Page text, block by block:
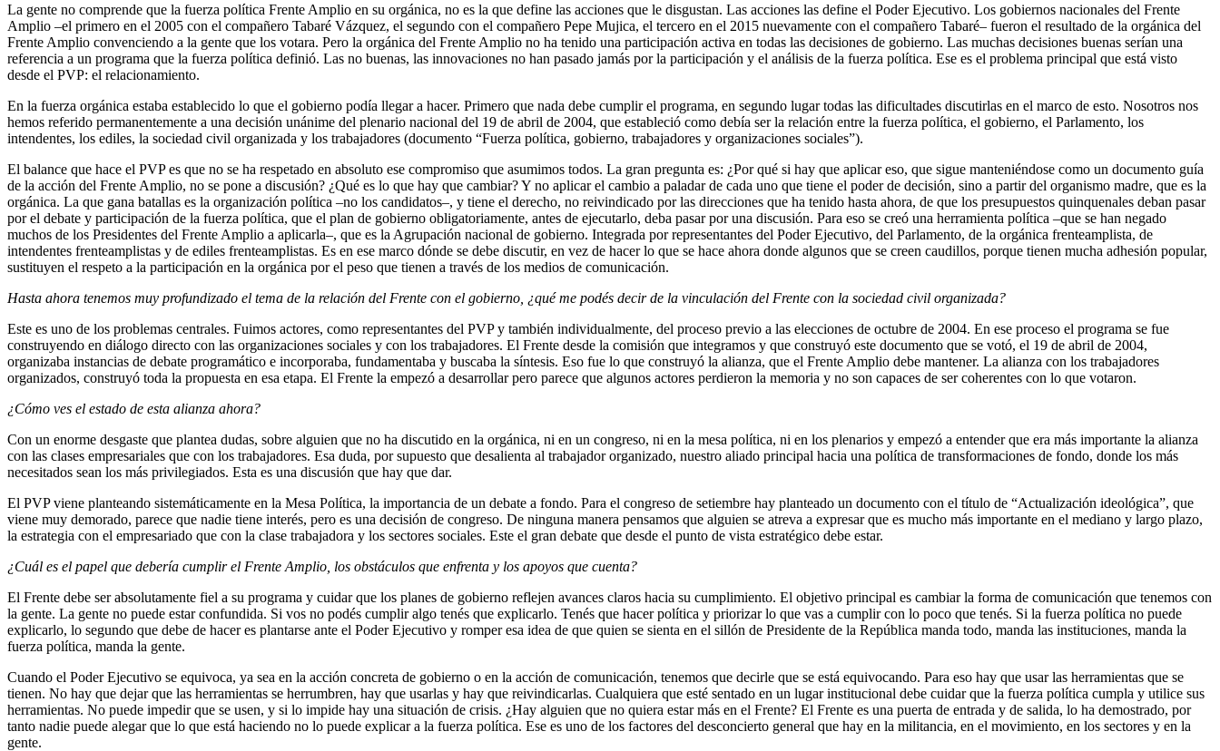
La gente no comprende que la fuerza política Frente Amplio en su orgánica, no es la que define las acciones que le disgustan. Las acciones las define el Poder Ejecutivo. Los gobiernos nacionales del Frente
Amplio –el primero en el 2005 con el compañero Tabaré Vázquez, el segundo con el compañero Pepe Mujica, el tercero en el 2015 nuevamente con el compañero Tabaré– fueron el resultado de la orgánica del
Frente Amplio convenciendo a la gente que los votara. Pero la orgánica del Frente Amplio no ha tenido una participación activa en todas las decisiones de gobierno. Las muchas decisiones buenas serían una
referencia a un programa que la fuerza política definió. Las no buenas, las innovaciones no han pasado jamás por la participación y el análisis de la fuerza política. Ese es el problema principal que está visto
desde el PVP: el relacionamiento.
En la fuerza orgánica estaba establecido lo que el gobierno podía llegar a hacer. Primero que nada debe cumplir el programa, en segundo lugar todas las dificultades discutirlas en el marco de esto. Nosotros nos
hemos referido permanentemente a una decisión unánime del plenario nacional del 19 de abril de 2004, que estableció como debía ser la relación entre la fuerza política, el gobierno, el Parlamento, los
intendentes, los ediles, la sociedad civil organizada y los trabajadores (documento “Fuerza política, gobierno, trabajadores y organizaciones sociales”).
El balance que hace el PVP es que no se ha respetado en absoluto ese compromiso que asumimos todos. La gran pregunta es: ¿Por qué si hay que aplicar eso, que sigue manteniéndose como un documento guía
de la acción del Frente Amplio, no se pone a discusión? ¿Qué es lo que hay que cambiar? Y no aplicar el cambio a paladar de cada uno que tiene el poder de decisión, sino a partir del organismo madre, que es la
orgánica. La que gana batallas es la organización política –no los candidatos–, y tiene el derecho, no reivindicado por las direcciones que ha tenido hasta ahora, de que los presupuestos quinquenales deban pasar
por el debate y participación de la fuerza política, que el plan de gobierno obligatoriamente, antes de ejecutarlo, deba pasar por una discusión. Para eso se creó una herramienta política –que se han negado
muchos de los Presidentes del Frente Amplio a aplicarla–, que es la Agrupación nacional de gobierno. Integrada por representantes del Poder Ejecutivo, del Parlamento, de la orgánica frenteamplista, de
intendentes frenteamplistas y de ediles frenteamplistas. Es en ese marco dónde se debe discutir, en vez de hacer lo que se hace ahora donde algunos que se creen caudillos, porque tienen mucha adhesión popular,
sustituyen el respeto a la participación en la orgánica por el peso que tienen a través de los medios de comunicación.
Hasta ahora tenemos muy profundizado el tema de la relación del Frente con el gobierno, ¿qué me podés decir de la vinculación del Frente con la sociedad civil organizada?
Este es uno de los problemas centrales. Fuimos actores, como representantes del PVP y también individualmente, del proceso previo a las elecciones de octubre de 2004. En ese proceso el programa se fue
construyendo en diálogo directo con las organizaciones sociales y con los trabajadores. El Frente desde la comisión que integramos y que construyó este documento que se votó, el 19 de abril de 2004,
organizaba instancias de debate programático e incorporaba, fundamentaba y buscaba la síntesis. Eso fue lo que construyó la alianza, que el Frente Amplio debe mantener. La alianza con los trabajadores
organizados, construyó toda la propuesta en esa etapa. El Frente la empezó a desarrollar pero parece que algunos actores perdieron la memoria y no son capaces de ser coherentes con lo que votaron.
¿Cómo ves el estado de esta alianza ahora?
Con un enorme desgaste que plantea dudas, sobre alguien que no ha discutido en la orgánica, ni en un congreso, ni en la mesa política, ni en los plenarios y empezó a entender que era más importante la alianza
con las clases empresariales que con los trabajadores. Esa duda, por supuesto que desalienta al trabajador organizado, nuestro aliado principal hacia una política de transformaciones de fondo, donde los más
necesitados sean los más privilegiados. Esta es una discusión que hay que dar.
El PVP viene planteando sistemáticamente en la Mesa Política, la importancia de un debate a fondo. Para el congreso de setiembre hay planteado un documento con el título de “Actualización ideológica”, que
viene muy demorado, parece que nadie tiene interés, pero es una decisión de congreso. De ninguna manera pensamos que alguien se atreva a expresar que es mucho más importante en el mediano y largo plazo,
la estrategia con el empresariado que con la clase trabajadora y los sectores sociales. Este el gran debate que desde el punto de vista estratégico debe estar.
¿Cuál es el papel que debería cumplir el Frente Amplio, los obstáculos que enfrenta y los apoyos que cuenta?
El Frente debe ser absolutamente fiel a su programa y cuidar que los planes de gobierno reflejen avances claros hacia su cumplimiento. El objetivo principal es cambiar la forma de comunicación que tenemos con
la gente. La gente no puede estar confundida. Si vos no podés cumplir algo tenés que explicarlo. Tenés que hacer política y priorizar lo que vas a cumplir con lo poco que tenés. Si la fuerza política no puede
explicarlo, lo segundo que debe de hacer es plantarse ante el Poder Ejecutivo y romper esa idea de que quien se sienta en el sillón de Presidente de la República manda todo, manda las instituciones, manda la
fuerza política, manda la gente.
Cuando el Poder Ejecutivo se equivoca, ya sea en la acción concreta de gobierno o en la acción de comunicación, tenemos que decirle que se está equivocando. Para eso hay que usar las herramientas que se
tienen. No hay que dejar que las herramientas se herrumbren, hay que usarlas y hay que reivindicarlas. Cualquiera que esté sentado en un lugar institucional debe cuidar que la fuerza política cumpla y utilice sus
herramientas. No puede impedir que se usen, y si lo impide hay una situación de crisis. ¿Hay alguien que no quiera estar más en el Frente? El Frente es una puerta de entrada y de salida, lo ha demostrado, por
tanto nadie puede alegar que lo que está haciendo no lo puede explicar a la fuerza política. Ese es uno de los factores del desconcierto general que hay en la militancia, en el movimiento, en los sectores y en la
gente.